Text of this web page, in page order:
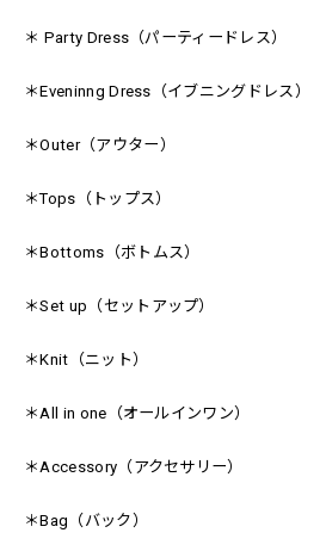
＊ Party Dress（パーティードレス）
＊Eveninng Dress（イブニングドレス）
＊Outer（アウター）
＊Tops（トップス）
＊Bottoms（ボトムス）
＊Set up（セットアップ）
＊Knit（ニット）
＊All in one（オールインワン）
＊Accessory（アクセサリー）
＊Bag（バック）